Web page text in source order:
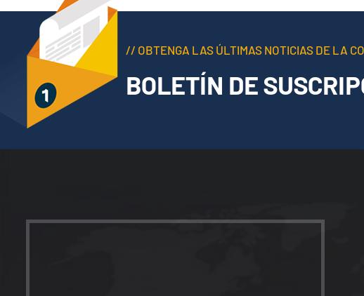
// OBTENGA LAS ÚLTIMAS NOTICIAS DE LA
BOLETÍN DE